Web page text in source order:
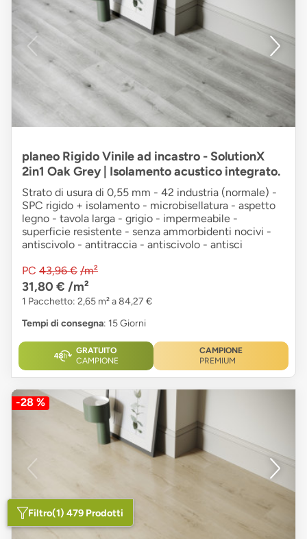
planeo Rigido Vinile ad incastro - SolutionX
2in1 Oak Grey | Isolamento acustico integrato.
Strato di usura di 0,55 mm - 42 industria (normale) -
SPC rigido + isolamento - microbisellatura - aspetto
legno - tavola larga - grigio - impermeabile -
superficie resistente - senza ammorbidenti nocivi -
antiscivolo - antitraccia - antiscivolo - antisci
PC 43,96 € /m²
31,80 € /m²
1 Pacchetto: 2,65 m² a 84,27 €
Tempi di consegna: 15 Giorni
GRATUITO
CAMPIONE
CAMPIONE
PREMIUM
-28 %
Filtro(1) 479 Prodotti